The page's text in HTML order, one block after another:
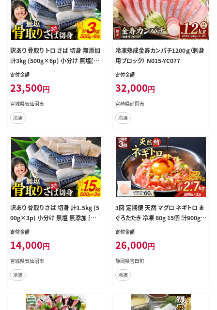
訳あり 骨取り トロ さば 切身 無添加
計3kg (500g×6p) 小分け 無塩[足
利本店 宮城県 気仙沼市 2056581
り 鯖 トロサバ トロさば トロサバ
寄付金額
23,500円
宮城県気仙沼市
冷凍
冷凍熟成金寿カンパチ1200ｇ（刺身
用ブロック） N015-YC077
寄付金額
32,000円
宮崎県延岡市
冷凍
訳あり 骨取り さば 切身 計1.5kg (5
00g×3p) 小分け 無塩 無添加 [足
利本店 宮城県 気仙沼市 2056564
寄付金額
14,000円
宮城県気仙沼市
冷凍
3回 定期便 天然 マグロ ネギトロ ま
ぐろたたき 冷凍 60g 15個 計900g
[トライ産業 静岡県 吉田町 224243
鮪 まぐろ ネギトロ丼 ねぎとろ マグ
ロたたき
寄付金額
26,000円
静岡県吉田町
冷凍